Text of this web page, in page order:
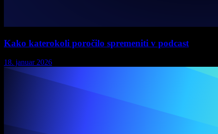
Kako katerokoli poročilo spremeniti v podcast
18. januar 2026